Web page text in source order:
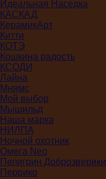
Идеальная Наседка
КАСКАД
КерамикАрт
Китти
КОТЭ
Кошкина радость
КСОДИ
Лайна
Мнямс
Мой выбор
Мышильд
Наша марка
НИЛПА
Ночной охотник
Омега Neo
Пелигрин Доброзверики
Перрико